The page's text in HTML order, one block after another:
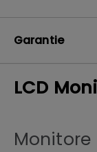
Garantie
LCD
Monitore